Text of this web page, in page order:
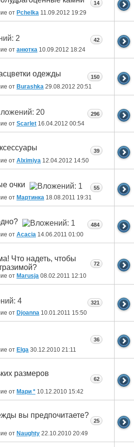
от Pchelka 11.09.2012 19:29
14
от анютка 10.09.2012 18:24
42
одежды
от Burashka 29.08.2012 20:51
150
от Scarlet 16.04.2012 00:54
296
от Alximiya 12.04.2012 14:50
39
очки
от Мартинка 18.08.2011 19:31
55
от Acacia 14.06.2011 01:00
484
Что надеть, чтобы
от Marusja 08.02.2011 12:10
72
от Djoanna 10.01.2011 15:50
321
от Elga 30.12.2010 21:11
36
размеров
от Мари * 10.12.2010 15:42
62
вы предпочитаете?
от Naughty 22.10.2010 20:49
25